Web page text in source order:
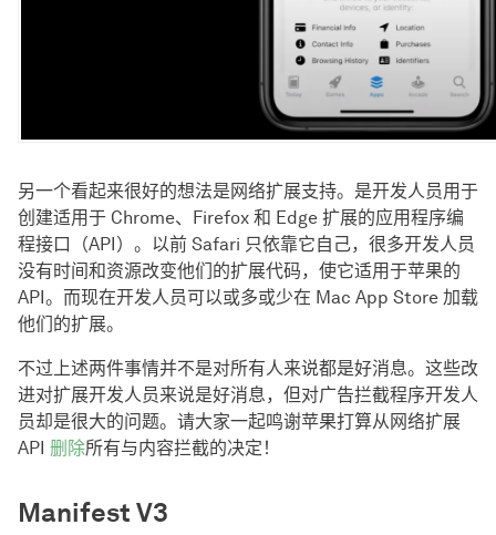
另一个看起来很好的想法是网络扩展支持。是开发人员用于
创建适用于 Chrome、Firefox 和 Edge 扩展的应用程序编
程接口（API）。以前 Safari 只依靠它自己，很多开发人员
没有时间和资源改变他们的扩展代码，使它适用于苹果的
API。而现在开发人员可以或多或少在 Mac App Store 加载
他们的扩展。
不过上述两件事情并不是对所有人来说都是好消息。这些改
进对扩展开发人员来说是好消息，但对广告拦截程序开发人
员却是很大的问题。请大家一起鸣谢苹果打算从网络扩展
API 删除所有与内容拦截的决定！
Manifest V3